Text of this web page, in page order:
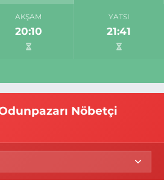
AKŞAM
20:10
YATSI
21:41
Nöbetçi